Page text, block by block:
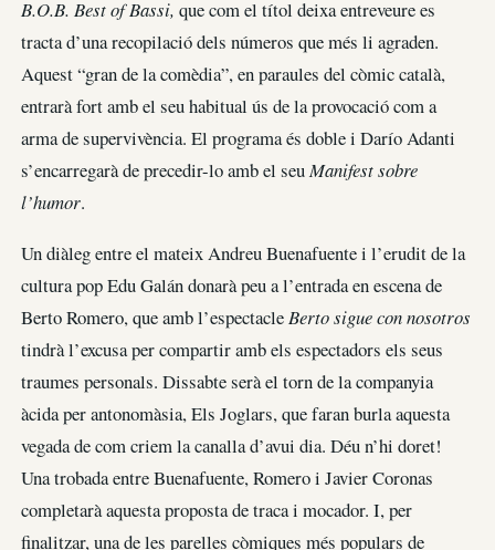
B.O.B. Best of Bassi, que com el títol deixa entreveure es
tracta d’una recopilació dels números que més li agraden.
Aquest “gran de la comèdia”, en paraules del còmic català,
entrarà fort amb el seu habitual ús de la provocació com a
arma de supervivència. El programa és doble i Darío Adanti
s’encarregarà de precedir-lo amb el seuManifest sobre
l’humor.
Un diàleg entre el mateix Andreu Buenafuente i l’erudit de la
cultura pop Edu Galán donarà peu a l’entrada en escena de
Berto Romero, que amb l’espectacle Berto sigue con nosotros
tindrà l’excusa per compartir amb els espectadors els seus
traumes personals. Dissabte serà el torn de la companyia
àcida per antonomàsia, Els Joglars, que faran burla aquesta
vegada de com criem la canalla d’avui dia. Déu n’hi doret!
Una trobada entre Buenafuente, Romero i Javier Coronas
completarà aquesta proposta de traca i mocador. I, per
finalitzar, una de les parelles còmiques més populars de